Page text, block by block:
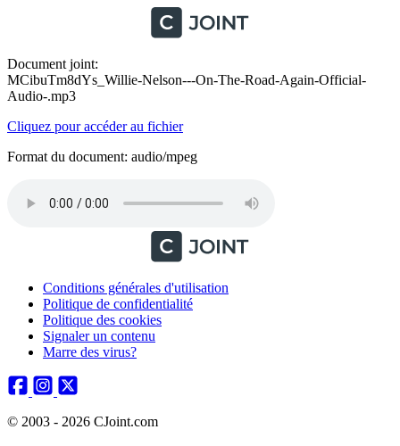
Document joint:
MCibuTm8dYs_Willie-Nelson---On-The-Road-Again-Official-
Audio-.mp3
Cliquez pour accéder au fichier
Format du document: audio/mpeg
Conditions générales d'utilisation
Politique de confidentialité
Politique des cookies
Signaler un contenu
Marre des virus?
© 2003 - 2026 CJoint.com